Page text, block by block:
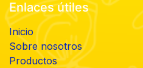
Enlaces útiles
Inicio
Sobre nosotros
Productos